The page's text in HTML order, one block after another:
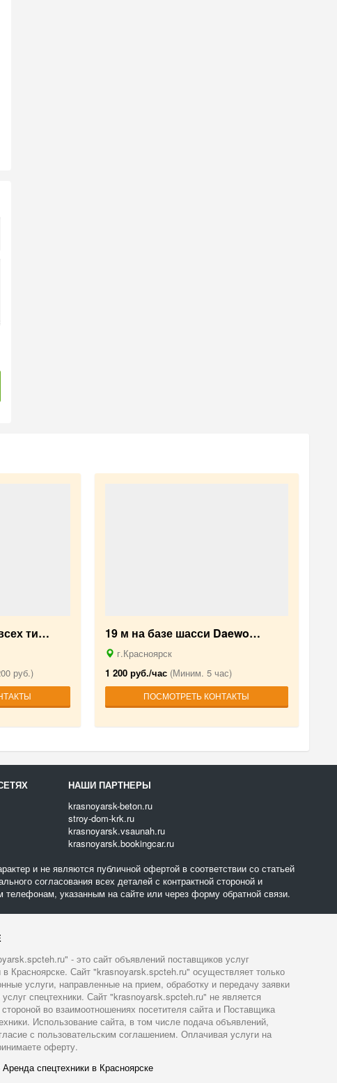
ти…
руб.)
19 м на базе шасси Daewo…
г.Красноярск
1 200 руб./час(Миним. 5 час)
ПОСМОТРЕТЬ КОНТАКТЫ
НАШИ ПАРТНЕРЫ
krasnoyarsk-beton.ru
stroy-dom-krk.ru
krasnoyarsk.vsaunah.ru
krasnoyarsk.bookingcar.ru
и не являются публичной офертой в соответствии со статьей
согласования всех деталей с контрактной стороной и
указанным на сайте или через форму обратной связи.
- это сайт объявлений поставщиков услуг
в Красноярске. Сайт "krasnoyarsk.spcteh.ru" осуществляет только
услуги, направленные на прием, обработку и передачу заявки
спецтехники. Сайт "krasnoyarsk.spcteh.ru" не является
стороной во взаимоотношениях посетителя сайта и Поставщика
Использование сайта, в том числе подача объявлений,
с пользовательским соглашением. Оплачивая услуги на
оферту.
спецтехники в Красноярске